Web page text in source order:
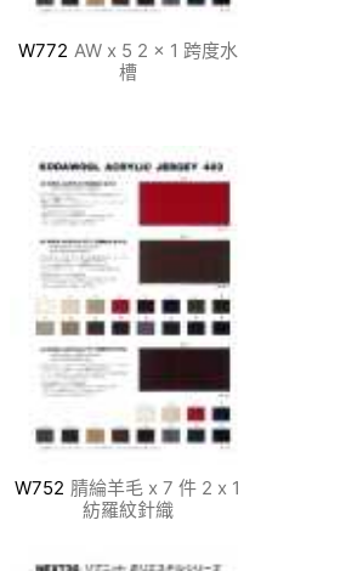
W772 AW x 5 2 x 1 跨度水
槽
W752 腈綸羊毛 x 7 件 2 x 1
紡羅紋針織